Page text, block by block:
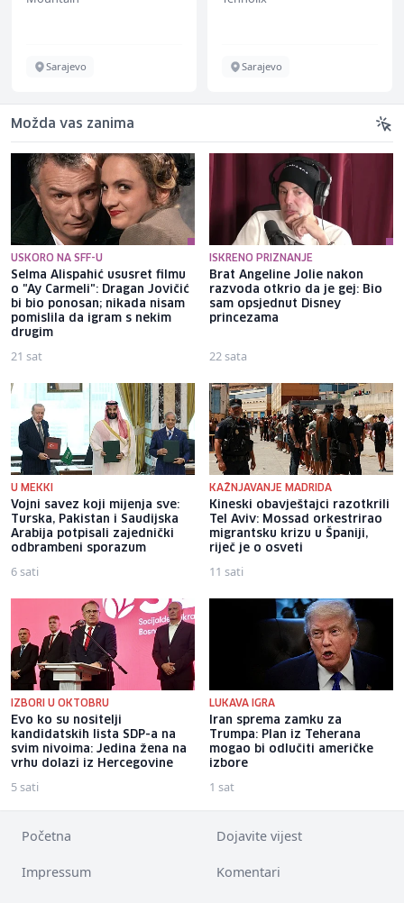
Sarajevo Sarajevo
Možda vas zanima
USKORO NA SFF-U
Selma Alispahić ususret filmu
o "Ay Carmeli": Dragan Jovičić
bi bio ponosan; nikada nisam
pomislila da igram s nekim
drugim
21 sat
ISKRENO PRIZNANJE
Brat Angeline Jolie nakon
razvoda otkrio da je gej: Bio
sam opsjednut Disney
princezama
22 sata
U MEKKI
Vojni savez koji mijenja sve:
Turska, Pakistan i Saudijska
Arabija potpisali zajednički
odbrambeni sporazum
6 sati
KAŽNJAVANJE MADRIDA
Kineski obavještajci razotkrili
Tel Aviv: Mossad orkestrirao
migrantsku krizu u Španiji,
riječ je o osveti
11 sati
IZBORI U OKTOBRU
Evo ko su nositelji
kandidatskih lista SDP-a na
svim nivoima: Jedina žena na
vrhu dolazi iz Hercegovine
5 sati
LUKAVA IGRA
Iran sprema zamku za
Trumpa: Plan iz Teherana
mogao bi odlučiti američke
izbore
1 sat
Početna Dojavite vijest
Impressum Komentari